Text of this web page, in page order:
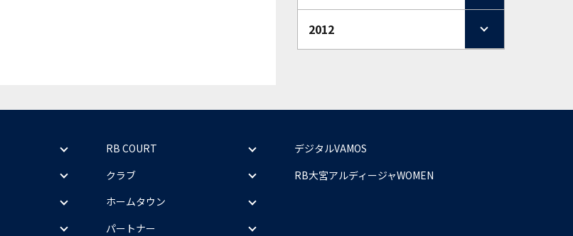
2012
RB COURT
クラブ
ホームタウン
パートナー
デジタルVAMOS
RB大宮アルディージャWOMEN